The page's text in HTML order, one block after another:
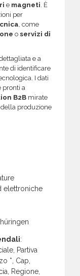
e magneti. È
per
, come
o servizi di
e a
di identificare
I dati
pronti a
B2B mirate
della produzione
elettroniche
:
Partiva
*, Cap,
Regione,